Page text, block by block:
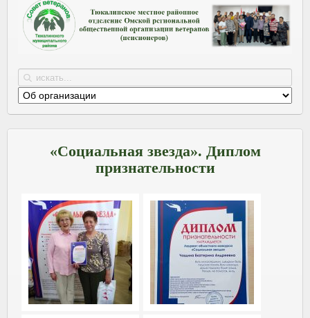
«Социальная звезда». Диплом
признательности